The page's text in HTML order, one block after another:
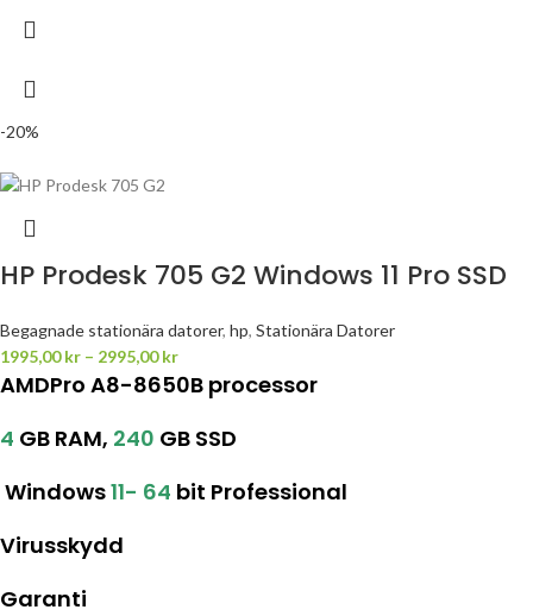
-20%
HP Prodesk 705 G2 Windows 11 Pro SSD
Begagnade stationära datorer, hp, Stationära Datorer
1995,00kr – 2995,00kr
AMDPro A8-8650B processor
4 GB RAM, 240 GB SSD
Windows11- 64 bit Professional
Virusskydd
Garanti